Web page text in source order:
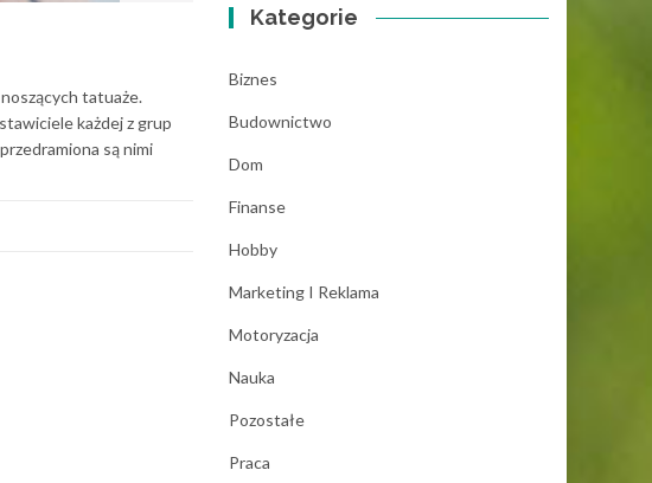
tatuaże.
każdej z grup
są nimi
Kategorie
Biznes
Budownictwo
Dom
Finanse
Hobby
Marketing I Reklama
Motoryzacja
Nauka
Pozostałe
Praca